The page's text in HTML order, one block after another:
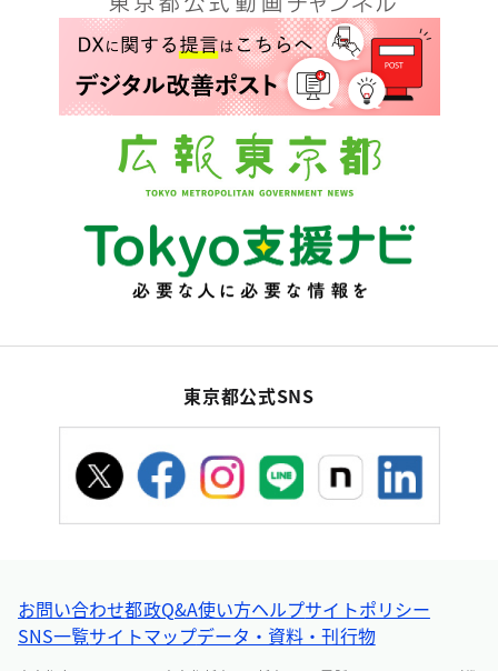
東京都公式SNS
お問い合わせ都政Q&A使い方ヘルプサイトポリシー
SNS一覧サイトマップデータ・資料・刊行物